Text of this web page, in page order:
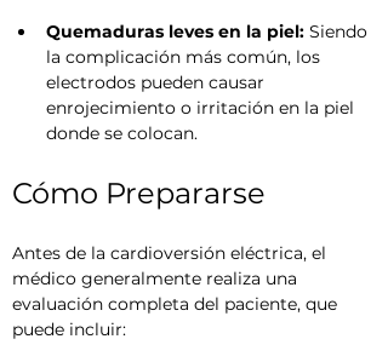
Quemaduras leves en la piel: Siendo
la complicación más común, los
electrodos pueden causar
enrojecimiento o irritación en la piel
donde se colocan.
Cómo Prepararse
Antes de la cardioversión eléctrica, el
médico generalmente realiza una
evaluación completa del paciente, que
puede incluir: